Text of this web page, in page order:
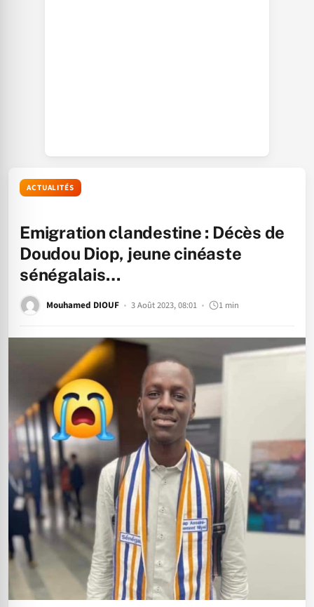
ACTUALITÉS
Emigration clandestine : Décès de
Doudou Diop, jeune cinéaste
sénégalais…
Mouhamed DIOUF 3 Août 2023, 08:01 1 min